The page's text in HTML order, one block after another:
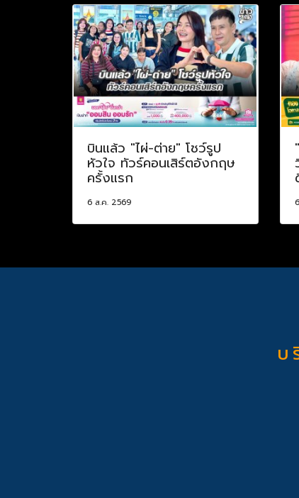
บินแล้ว "ไผ่-ต่าย" โชว์รูป
หัวใจ ทัวร์คอนเสิร์ตอังกฤษ
ครั้งแรก
6 ส.ค. 2569
บ